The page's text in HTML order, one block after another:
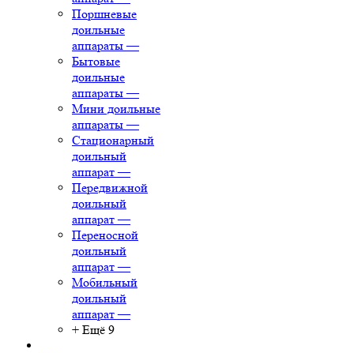
Поршневые
доильные
аппараты —
Бытовые
доильные
аппараты —
Мини доильные
аппараты —
Стационарный
доильный
аппарат —
Передвижной
доильный
аппарат —
Переносной
доильный
аппарат —
Мобильный
доильный
аппарат —
+ Ещё 9